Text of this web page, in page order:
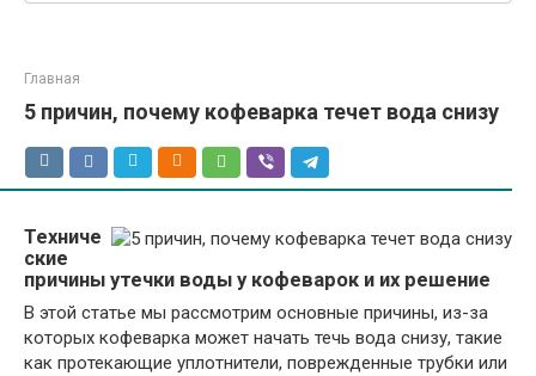
Главная
5 причин, почему кофеварка течет вода снизу
Техниче
ские
причины утечки воды у кофеварок и их решение
В этой статье мы рассмотрим основные причины, из-за
которых кофеварка может начать течь вода снизу, такие
как протекающие уплотнители, поврежденные трубки или